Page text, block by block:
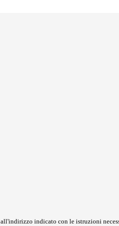
indicato con le istruzioni